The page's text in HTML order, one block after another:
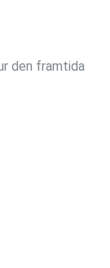
den framtida